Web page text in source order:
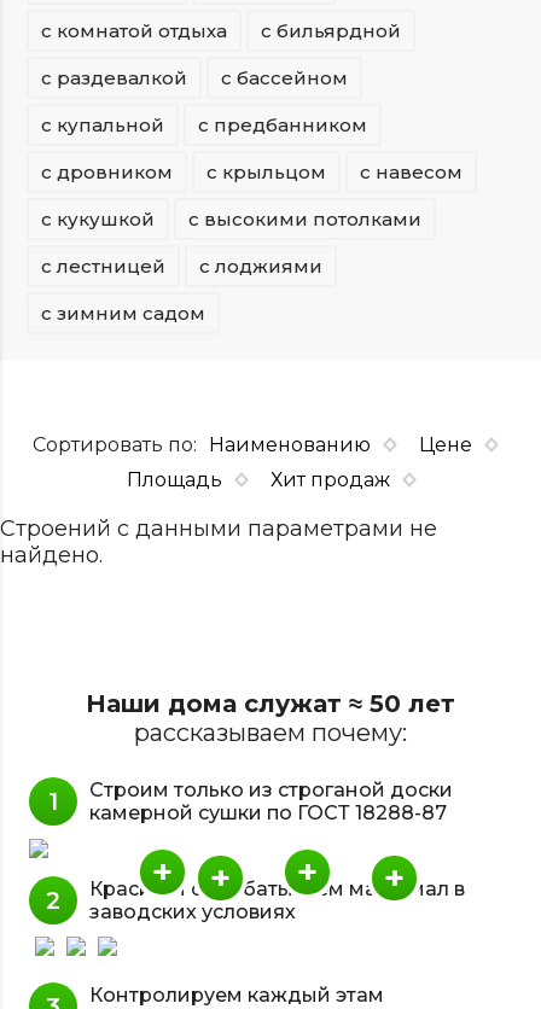
с комнатой отдыха с бильярдной
с раздевалкой с бассейном
с купальной с предбанником
с дровником с крыльцом с навесом
с кукушкой с высокими потолками
с лестницей с лоджиями
с зимним садом
Сортировать по: Наименованию
Цене
Площадь
Хит продаж
Строений с данными параметрами не
найдено.
Наши дома служат ≈ 50 лет
рассказываем почему:
Строим только из строганой доски
камерной сушки по ГОСТ 18288-87
+ +
+ +
Красим и обрабатываем материал в
заводских условиях
Контролируем каждый этам